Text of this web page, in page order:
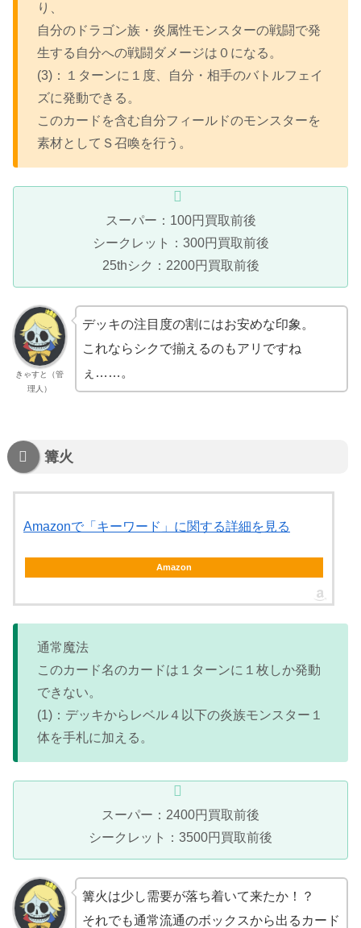
り、
自分のドラゴン族・炎属性モンスターの戦闘で発
生する自分への戦闘ダメージは０になる。
(3)：１ターンに１度、自分・相手のバトルフェイ
ズに発動できる。
このカードを含む自分フィールドのモンスターを
素材としてＳ召喚を行う。
スーパー：100円買取前後
シークレット：300円買取前後
25thシク：2200円買取前後
きゃすと（管
理人）
デッキの注目度の割にはお安めな印象。
これならシクで揃えるのもアリですね
ぇ……。
篝火
Amazonで「キーワード」に関する詳細を見る
Amazon
通常魔法
このカード名のカードは１ターンに１枚しか発動
できない。
(1)：デッキからレベル４以下の炎族モンスター１
体を手札に加える。
スーパー：2400円買取前後
シークレット：3500円買取前後
篝火は少し需要が落ち着いて来たか！？
それでも通常流通のボックスから出るカード